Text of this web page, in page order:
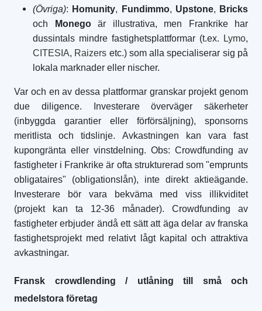
(Övriga): Homunity, Fundimmo, Upstone, Bricks
och
Monegoär illustrativa, men Frankrike har
dussintals mindre fastighetsplattformar (t.ex.
Lymo,
CITESIA, Raizers etc.) som alla specialiserar sig på
lokala marknader eller nischer.
Var och en av dessa plattformar granskar projekt genom
due diligence. Investerare överväger säkerheter
(inbyggda garantier eller förförsäljning), sponsorns
meritlista och tidslinje. Avkastningen kan vara fast
kupongränta eller vinstdelning. Obs: Crowdfunding av
fastigheter i Frankrike är ofta strukturerad som "emprunts
obligataires" (obligationslån), inte direkt aktieägande.
Investerare bör vara bekväma med viss illikviditet
(projekt kan ta 12-36 månader). Crowdfunding av
fastigheter erbjuder ändå ett sätt att äga delar av franska
fastighetsprojekt med relativt lågt kapital och attraktiva
avkastningar.
Fransk crowdlending / utlåning till små och
medelstora företag